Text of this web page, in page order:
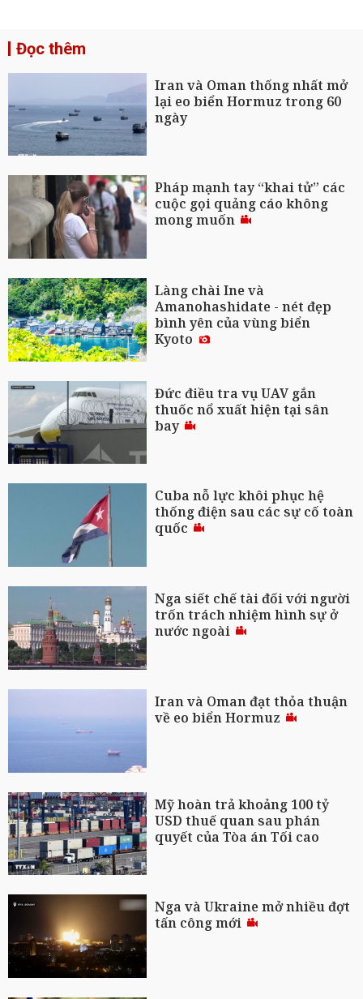
Đọc thêm
Iran và Oman thống nhất mở
lại eo biển Hormuz trong 60
ngày
Pháp mạnh tay “khai tử” các
cuộc gọi quảng cáo không
mong muốn
Làng chài Ine và
Amanohashidate - nét đẹp
bình yên của vùng biển
Kyoto
Đức điều tra vụ UAV gắn
thuốc nổ xuất hiện tại sân
bay
Cuba nỗ lực khôi phục hệ
thống điện sau các sự cố toàn
quốc
Nga siết chế tài đối với người
trốn trách nhiệm hình sự ở
nước ngoài
Iran và Oman đạt thỏa thuận
về eo biển Hormuz
Mỹ hoàn trả khoảng 100 tỷ
USD thuế quan sau phán
quyết của Tòa án Tối cao
Nga và Ukraine mở nhiều đợt
tấn công mới